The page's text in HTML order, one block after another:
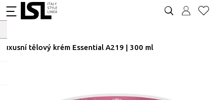
Luxusní tělový krém Essential A219 | 300 ml